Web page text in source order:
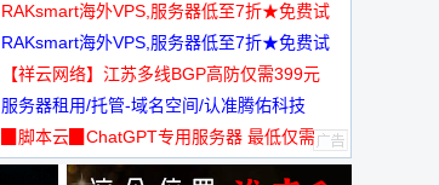
RAKsmart海外VPS,服务器低至7折★免费试
用★
RAKsmart海外VPS,服务器低至7折★免费试
用★
【祥云网络】江苏多线BGP高防仅需399元
服务器租用/托管-域名空间/认准腾佑科技
▉脚本云▉ChatGPT专用服务器 最低仅需
19元/月